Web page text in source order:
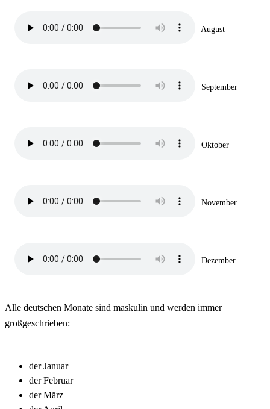
August
September
Oktober
November
Dezember
Alle deutschen Monate sind maskulin und werden immer
großgeschrieben:
der Januar
der Februar
der März